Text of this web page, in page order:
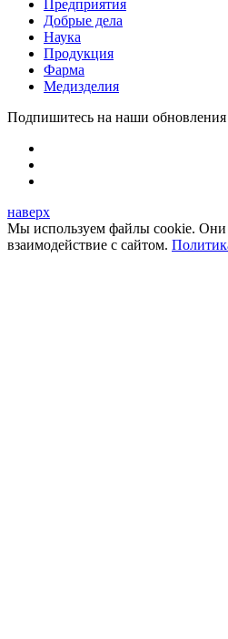
Предприятия
Добрые дела
Наука
Продукция
Фарма
Медизделия
Подпишитесь на наши обновления
наверх
Мы используем файлы cookie.
взаимодействие с сайтом.